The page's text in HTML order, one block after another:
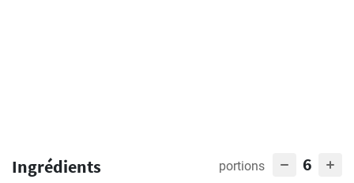
Ingrédients portions 6